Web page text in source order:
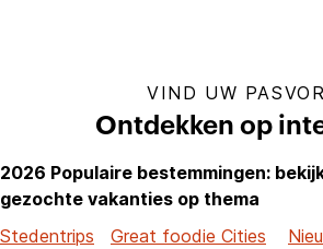
VIND UW
Ontdekken op
2026 Populaire bestemmingen:
gezochte vakanties op thema
Stedentrips
Great foodie Cities